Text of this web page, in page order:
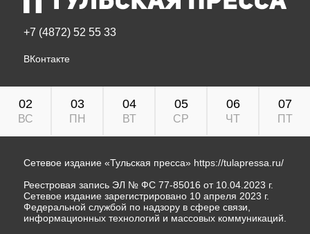
+7 (4872) 52 55 33
ВКонтакте
02
ВС
03
ПН
04
ВТ
05
СР
06
ЧТ
07
ПТ
Сетевое издание «Тульская пресса» https://tulapressa.ru/
Реестровая запись ЭЛ № ФС 77-85016 от 10.04.2023 г.
Сетевое издание зарегистрировано 10 апреля 2023 г.
Федеральной службой по надзору в сфере связи,
информационных технологий и массовых коммуникаций.